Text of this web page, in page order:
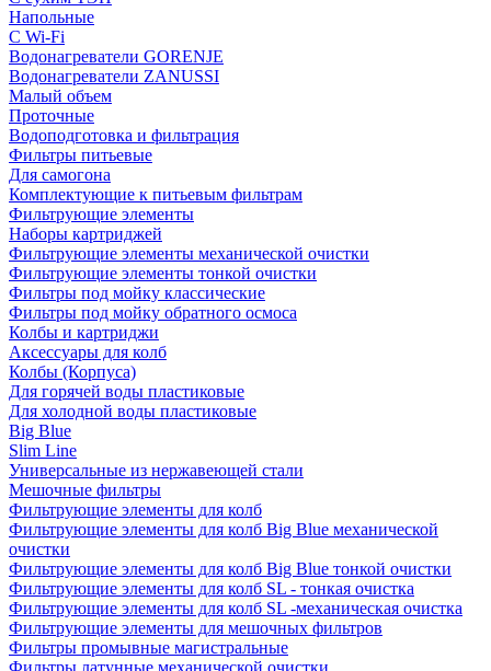
Напольные
С Wi-Fi
Водонагреватели GORENJE
Водонагреватели ZANUSSI
Малый объем
Проточные
Водоподготовка и фильтрация
Фильтры питьевые
Для самогона
Комплектующие к питьевым фильтрам
Фильтрующие элементы
Наборы картриджей
Фильтрующие элементы механической очистки
Фильтрующие элементы тонкой очистки
Фильтры под мойку классические
Фильтры под мойку обратного осмоса
Колбы и картриджи
Аксессуары для колб
Колбы (Корпуса)
Для горячей воды пластиковые
Для холодной воды пластиковые
Big Blue
Slim Line
Универсальные из нержавеющей стали
Мешочные фильтры
Фильтрующие элементы для колб
Фильтрующие элементы для колб Big Blue механической
очистки
Фильтрующие элементы для колб Big Blue тонкой очистки
Фильтрующие элементы для колб SL - тонкая очистка
Фильтрующие элементы для колб SL -механическая очистка
Фильтрующие элементы для мешочных фильтров
Фильтры промывные магистральные
Фильтры латунные механической очистки